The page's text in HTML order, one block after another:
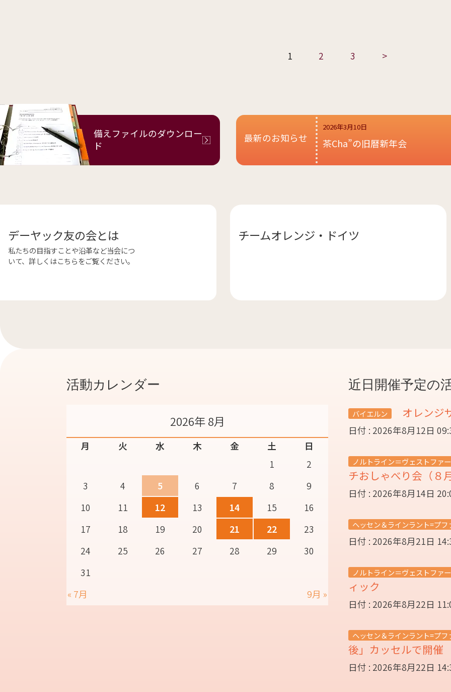
1 2 3 >
備えファイルのダウンロー
ド
最新のお知らせ
2026年3月10日
茶Cha”の旧暦新年会
デーヤック友の会とは
私たちの目指すことや沿革など当会につ
いて、詳しくはこちらをご覧ください。
チームオレンジ・ ドイツ
活動カレンダー
2026年 8月
月 火 水 木 金 土
日
1
2
3
4 5 6 7 8
9
10
11 12 13 14 15
16
17
18 19 20 21 22
23
24
25 26 27 28 29
30
31
« 7月
9月 »
近日開催予定の
バイエルン オレンジ
日付 : 2026年8月12日
ノルトライン＝ヴェストファ
チおしゃべり会（８
日付 : 2026年8月14日
ヘッセン＆ラインラント=プフ
日付 : 2026年8月21日
ノルトライン＝ヴェストファ
ィック
日付 : 2026年8月22日
ヘッセン＆ラインラント=プフ
後」カッセルで開
日付 : 2026年8月22日